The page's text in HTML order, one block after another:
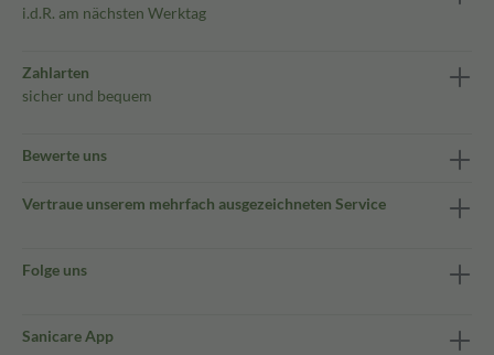
i.d.R. am nächsten Werktag
Zahlarten
sicher und bequem
Bewerte uns
Vertraue unserem mehrfach ausgezeichneten Service
Folge uns
Sanicare App